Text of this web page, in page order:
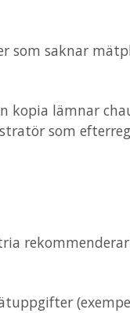
saknar
kopia lämnar
som